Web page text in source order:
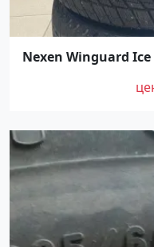
Nexen Winguard Ice